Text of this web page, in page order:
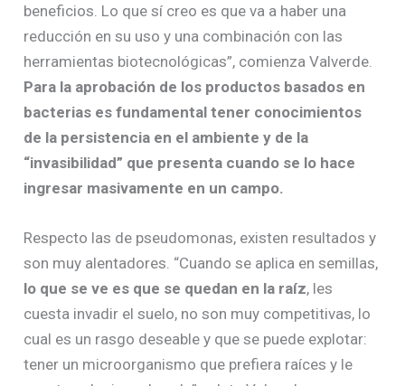
beneficios. Lo que sí creo es que va a haber una
reducción en su uso y una combinación con las
herramientas biotecnológicas”, comienza Valverde.
Para la aprobación de los productos basados en
bacterias es fundamental tener conocimientos
de la persistencia en el ambiente y de la
“invasibilidad” que presenta cuando se lo hace
ingresar masivamente en un campo.
Respecto las de pseudomonas, existen resultados y
son muy alentadores. “Cuando se aplica en semillas,
lo que se ve es que se quedan en la raíz, les
cuesta invadir el suelo, no son muy competitivas, lo
cual es un rasgo deseable y que se puede explotar:
tener un microorganismo que prefiera raíces y le